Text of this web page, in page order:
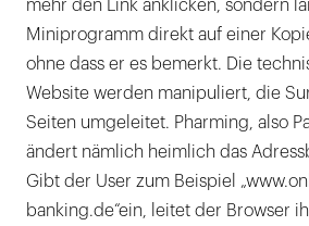
mehr den Link anklicken, sondern
Miniprogramm direkt auf einer
ohne dass er es bemerkt. Die
Website werden manipuliert, die
Seiten umgeleitet. Pharming, also
ändert nämlich heimlich das
Gibt der User zum Beispiel
banking.de“ein, leitet der Browser